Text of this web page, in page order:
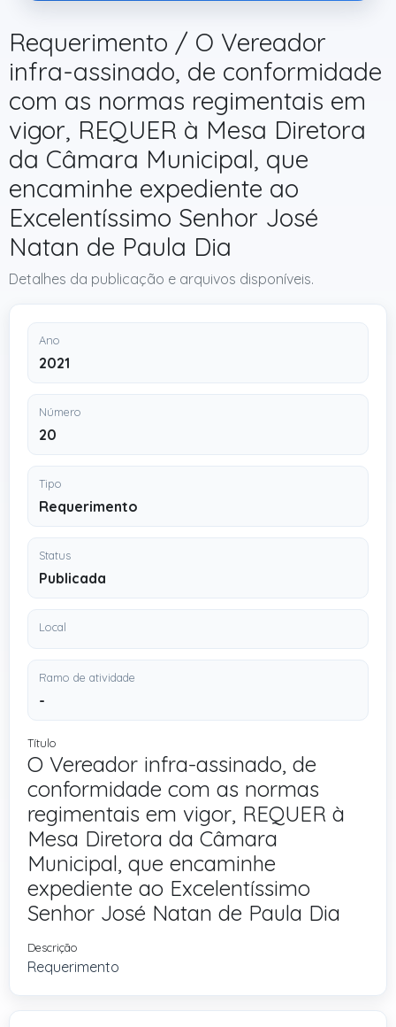
Requerimento / O Vereador
infra-assinado, de conformidade
com as normas regimentais em
vigor, REQUER à Mesa Diretora
da Câmara Municipal, que
encaminhe expediente ao
Excelentíssimo Senhor José
Natan de Paula Dia
Detalhes da publicação e arquivos disponíveis.
Ano
2021
Número
20
Tipo
Requerimento
Status
Publicada
Local
Ramo de atividade
-
Título
O Vereador infra-assinado, de
conformidade com as normas
regimentais em vigor, REQUER à
Mesa Diretora da Câmara
Municipal, que encaminhe
expediente ao Excelentíssimo
Senhor José Natan de Paula Dia
Descrição
Requerimento